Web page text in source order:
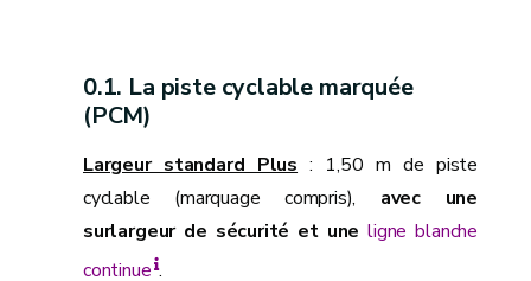
La piste cyclable marquée
(PCM)
Largeur standard Plus : 1,50 m de piste
cyclable (marquage compris), avec une
surlargeur de sécurité et une ligne blanche
continue .